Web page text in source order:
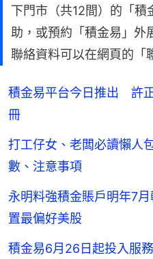
下門市（共12間）的「積
助，或預約「積金易」外
聯絡資料可以在網頁的「
積金易平台今日推出 許
冊
打工仔女、老闆必讀懶
數、注意事項
永明料強積金賬戶明年7
置最偏好美股
積金易6月26日起投入服